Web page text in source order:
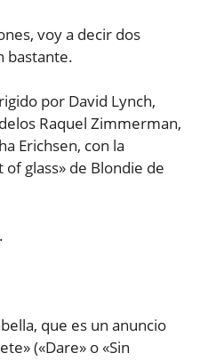
voy a decir dos
bastante.
por David Lynch,
Raquel Zimmerman,
Erichsen, con la
glass» de Blondie de
que es un anuncio
(«Dare» o «Sin